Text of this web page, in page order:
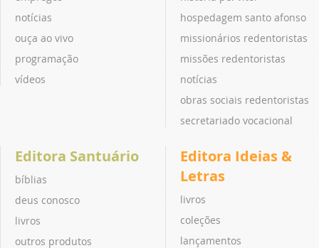
notícias
ouça ao vivo
programação
vídeos
hospedagem santo afonso
missionários redentoristas
missões redentoristas
notícias
obras sociais redentoristas
secretariado vocacional
Editora Santuário
bíblias
deus conosco
livros
outros produtos
Editora Ideias &
Letras
livros
coleções
lançamentos